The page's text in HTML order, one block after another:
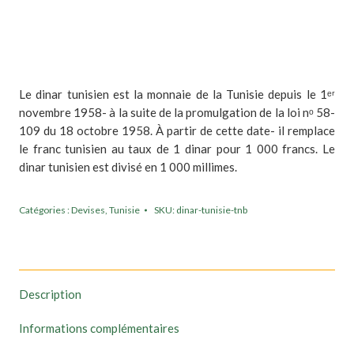
Le dinar tunisien est la monnaie de la Tunisie depuis le 1ᵉʳ
novembre 1958- à la suite de la promulgation de la loi nᵒ 58-
109 du 18 octobre 1958. À partir de cette date- il remplace
le franc tunisien au taux de 1 dinar pour 1 000 francs. Le
dinar tunisien est divisé en 1 000 millimes.
Catégories :Devises, Tunisie SKU: dinar-tunisie-tnb
Description
Informations complémentaires